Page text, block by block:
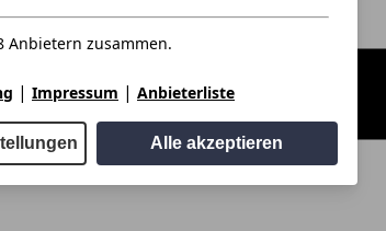
Anbietern zusammen.
| Impressum | Anbieterliste
Alle akzeptieren